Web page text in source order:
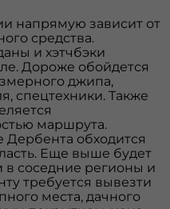
напрямую зависит от
средства.
и хэтчбэки
Дороже обойдется
джипа,
спецтехники. Также
маршрута.
Дербента обходится
Еще выше будет
в соседние регионы и
требуется вывезти
места, дачного